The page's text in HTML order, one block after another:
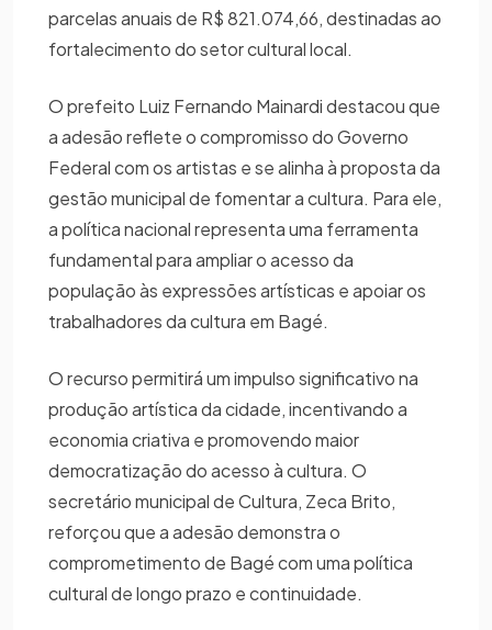
parcelas anuais de R$ 821.074,66, destinadas ao
fortalecimento do setor cultural local.
O prefeito Luiz Fernando Mainardi destacou que
a adesão reflete o compromisso do Governo
Federal com os artistas e se alinha à proposta da
gestão municipal de fomentar a cultura. Para ele,
a política nacional representa uma ferramenta
fundamental para ampliar o acesso da
população às expressões artísticas e apoiar os
trabalhadores da cultura em Bagé.
O recurso permitirá um impulso significativo na
produção artística da cidade, incentivando a
economia criativa e promovendo maior
democratização do acesso à cultura. O
secretário municipal de Cultura, Zeca Brito,
reforçou que a adesão demonstra o
comprometimento de Bagé com uma política
cultural de longo prazo e continuidade.